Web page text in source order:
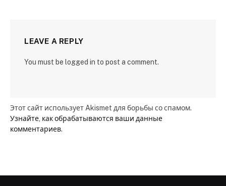
LEAVE A REPLY
You must be logged in to post a comment.
Этот сайт использует Akismet для борьбы со спамом.
Узнайте, как обрабатываются ваши данные
комментариев.